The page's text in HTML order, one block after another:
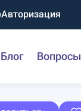
Авторизация
Блог Вопросы